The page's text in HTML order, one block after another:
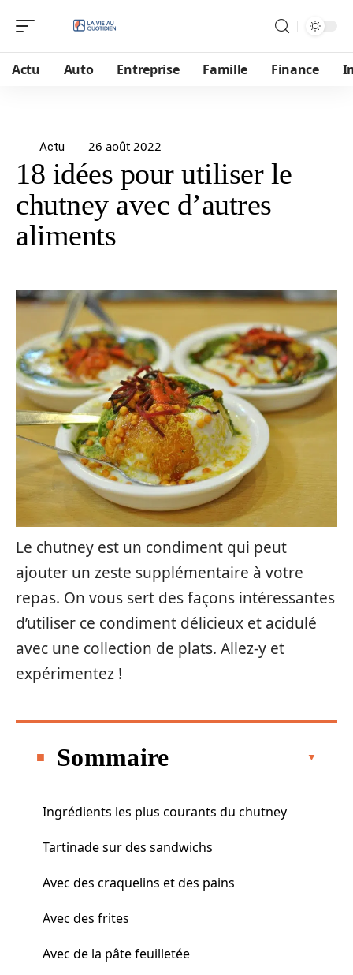
Actu Auto Entreprise Famille Finance
Actu 26 août 2022
18 idées pour utiliser le
chutney avec d’autres
aliments
Le chutney est un condiment qui peut
ajouter un zeste supplémentaire à votre
repas. On vous sert des façons intéressantes
d’utiliser ce condiment délicieux et acidulé
avec une collection de plats. Allez-y et
expérimentez !
Sommaire
Ingrédients les plus courants du chutney
Tartinade sur des sandwichs
Avec des craquelins et des pains
Avec des frites
Avec de la pâte feuilletée